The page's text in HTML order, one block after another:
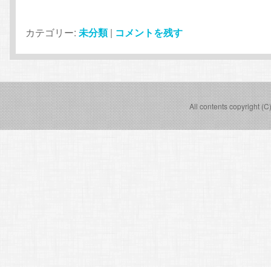
カテゴリー: 未分類 | コメントを残す
All contents copyright